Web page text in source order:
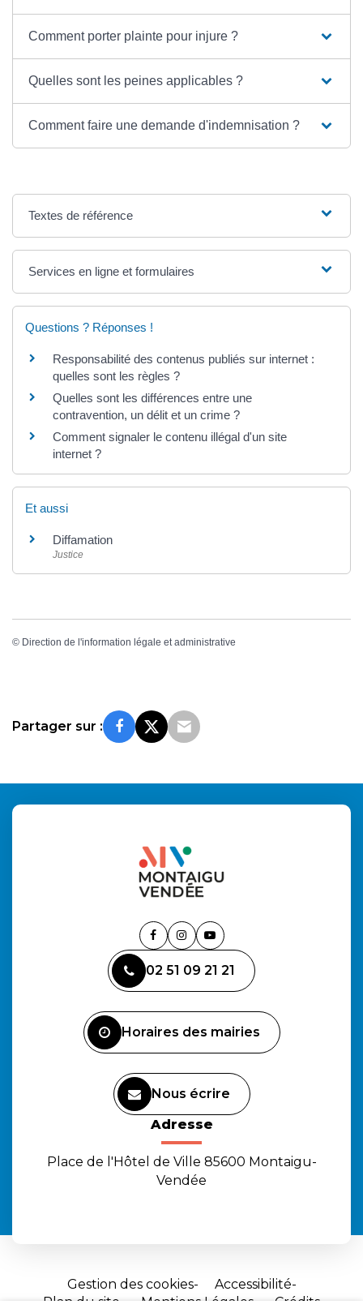
Comment porter plainte pour injure ?
Quelles sont les peines applicables ?
Comment faire une demande d'indemnisation ?
Textes de référence
Services en ligne et formulaires
Questions ? Réponses !
Responsabilité des contenus publiés sur internet :
quelles sont les règles ?
Quelles sont les différences entre une
contravention, un délit et un crime ?
Comment signaler le contenu illégal d'un site
internet ?
Et aussi
Diffamation
Justice
© Direction de l'information légale et administrative
Partager sur :
Lien
le
compte
Lien
le
compte
Lien
la
chaîne
02 51 09 21 21
Horaires des mairies
Nous écrire
Adresse
Place de l'Hôtel de Ville 85600 Montaigu-
Vendée
Gestion des cookies
Accessibilité
Plan du site
Mentions Légales Crédits